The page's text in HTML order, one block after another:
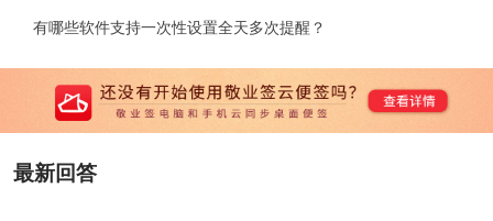
有哪些软件支持一次性设置全天多次提醒？
最新回答